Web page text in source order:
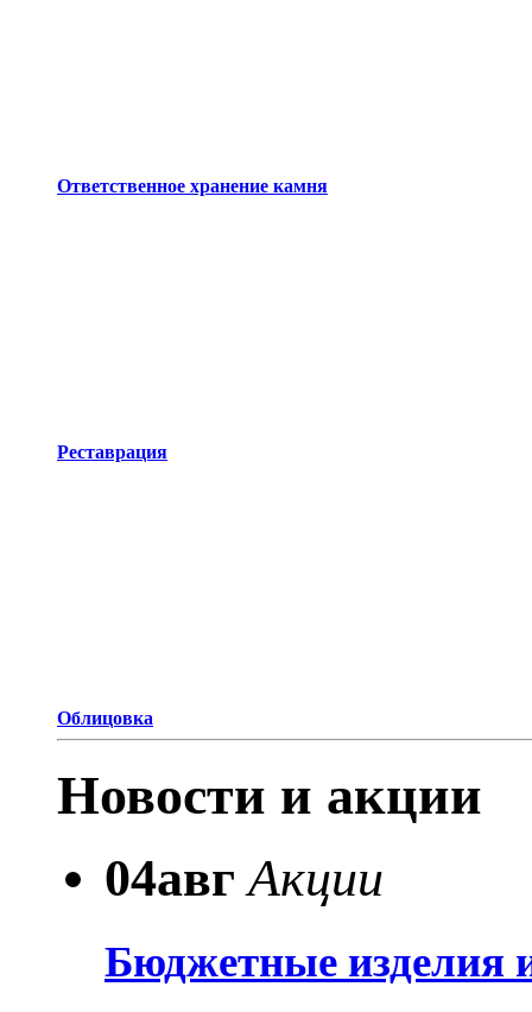
Ответственное хранение камня
Реставрация
Облицовка
Новости и акции
04авг Акции
Бюджетные изделия